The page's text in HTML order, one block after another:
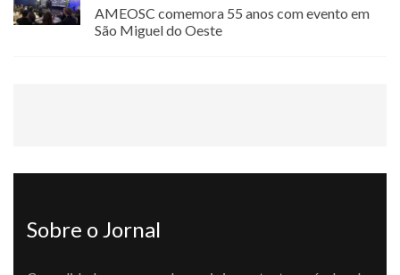
AMEOSC comemora 55 anos com evento em
São Miguel do Oeste
Sobre o Jornal